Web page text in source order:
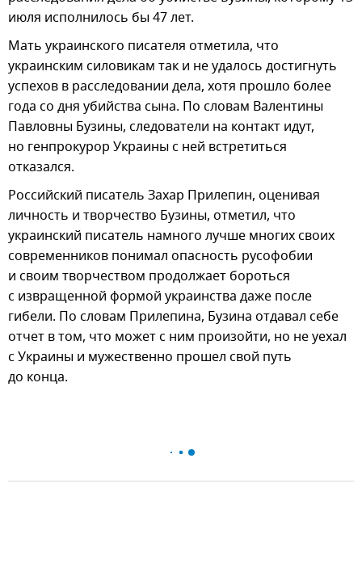
июля исполнилось бы 47 лет.
Мать украинского писателя отметила, что
украинским силовикам так и не удалось достигнуть
успехов в расследовании дела, хотя прошло более
года со дня убийства сына. По словам Валентины
Павловны Бузины, следователи на контакт идут,
но генпрокурор Украины с ней встретиться
отказался.
Российский писатель Захар Прилепин, оценивая
личность и творчество Бузины, отметил, что
украинский писатель намного лучше многих своих
современников понимал опасность русофобии
и своим творчеством продолжает бороться
с извращенной формой украинства даже после
гибели. По словам Прилепина, Бузина отдавал себе
отчет в том, что может с ним произойти, но не уехал
с Украины и мужественно прошел свой путь
до конца.